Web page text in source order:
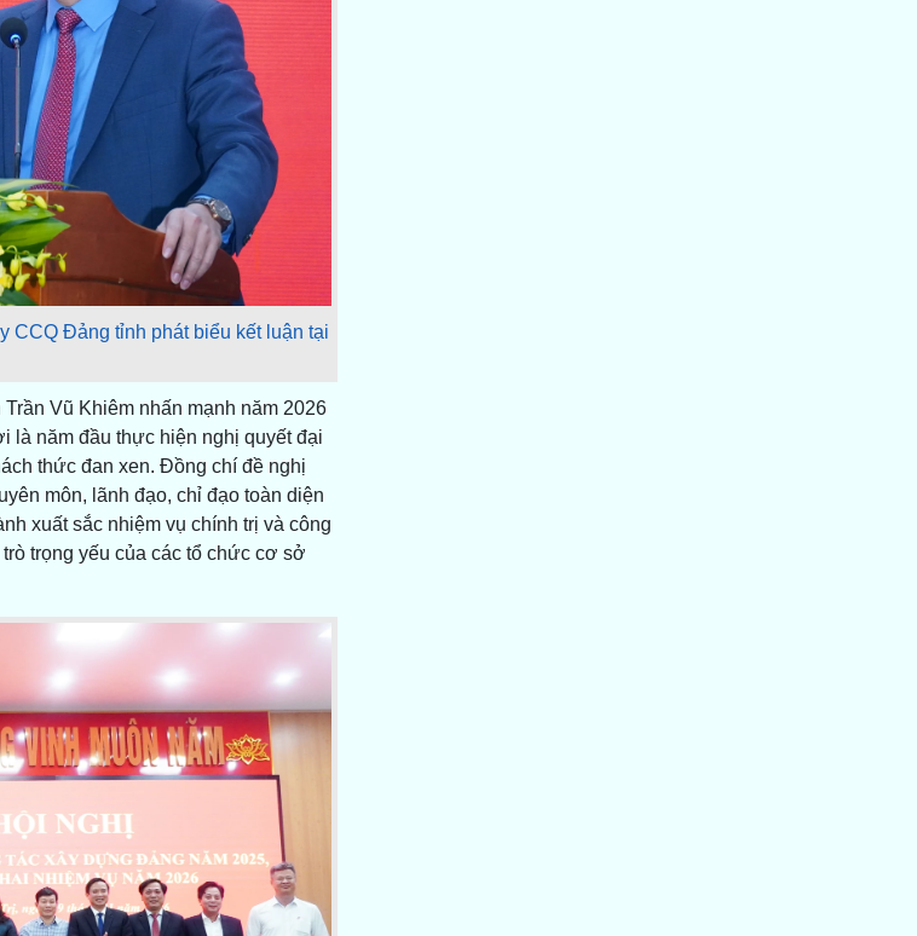
CCQ Đảng tỉnh phát biểu kết luận tại
Vũ Khiêm nhấn mạnh năm 2026
là năm đầu thực hiện nghị quyết đại
thức đan xen. Đồng chí đề nghị
môn, lãnh đạo, chỉ đạo toàn diện
xuất sắc nhiệm vụ chính trị và công
trọng yếu của các tổ chức cơ sở